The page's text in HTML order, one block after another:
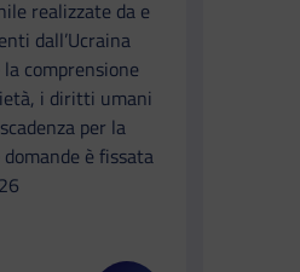
realizzate da e
dall’Ucraina
comprensione
i diritti umani
per la
è fissata